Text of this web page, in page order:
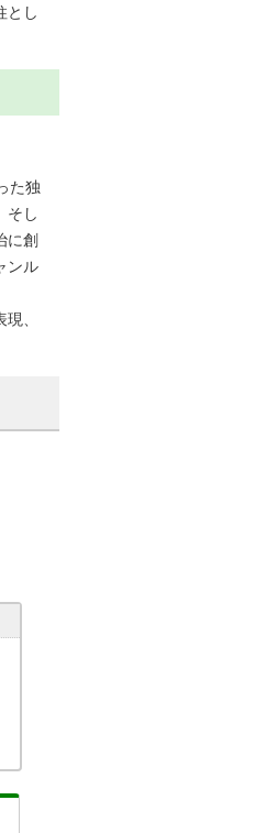
とし
た独
そし
に創
ンル
、